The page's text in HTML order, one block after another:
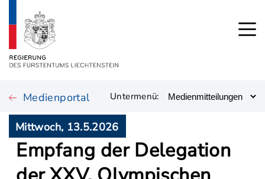
Medienportal Untermenü:
Mittwoch, 13.5.2026
Empfang der Delegation